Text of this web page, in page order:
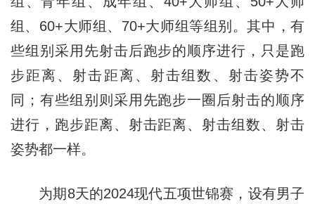
组、60+大师组、70+大师组等组别。其中，有
些组别采用先射击后跑步的顺序进行，只是跑
步距离、射击距离、射击组数、射击姿势不
同；有些组别则采用先跑步一圈后射击的顺序
进行，跑步距离、射击距离、射击组数、射击
姿势都一样。
为期8天的2024现代五项世锦赛，设有男子